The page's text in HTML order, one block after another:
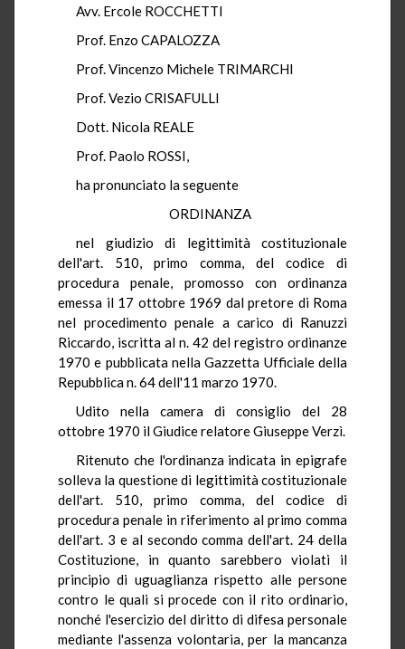
Avv. Ercole ROCCHETTI
Prof. Enzo CAPALOZZA
Prof. Vincenzo Michele TRIMARCHI
Prof. Vezio CRISAFULLI
Dott. Nicola REALE
Prof. Paolo ROSSI,
ha pronunciato la seguente
ORDINANZA
nel giudizio di legittimità costituzionale
dell'art. 510, primo comma, del codice di
procedura penale, promosso con ordinanza
emessa il 17 ottobre 1969 dal pretore di Roma
nel procedimento penale a carico di Ranuzzi
Riccardo, iscritta al n. 42 del registro ordinanze
1970 e pubblicata nella Gazzetta Ufficiale della
Repubblica n. 64 dell'11 marzo 1970.
Udito nella camera di consiglio del 28
ottobre 1970 il Giudice relatore Giuseppe Verzì.
Ritenuto che l'ordinanza indicata in epigrafe
solleva la questione di legittimità costituzionale
dell'art. 510, primo comma, del codice di
procedura penale in riferimento al primo comma
dell'art. 3 e al secondo comma dell'art. 24 della
Costituzione, in quanto sarebbero violati il
principio di uguaglianza rispetto alle persone
contro le quali si procede con il rito ordinario,
nonché l'esercizio del diritto di difesa personale
mediante l'assenza volontaria, per la mancanza